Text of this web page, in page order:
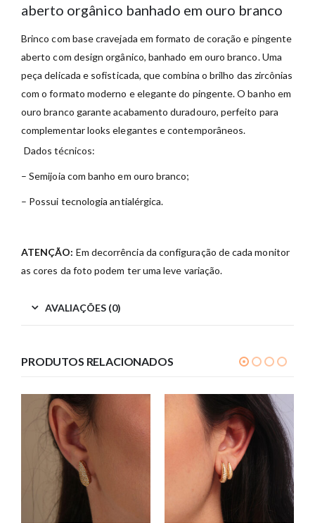
aberto orgânico banhado em ouro branco
Brinco com base cravejada em formato de coração e pingente
aberto com design orgânico, banhado em ouro branco. Uma
peça delicada e sofisticada, que combina o brilho das zircônias
com o formato moderno e elegante do pingente. O banho em
ouro branco garante acabamento duradouro, perfeito para
complementar looks elegantes e contemporâneos.
Dados técnicos:
– Semijoia com banho em ouro branco;
– Possui tecnologia antialérgica.
ATENÇÃO: Em decorrência da configuração de cada monitor
as cores da foto podem ter uma leve variação.
AVALIAÇÕES (0)
PRODUTOS RELACIONADOS